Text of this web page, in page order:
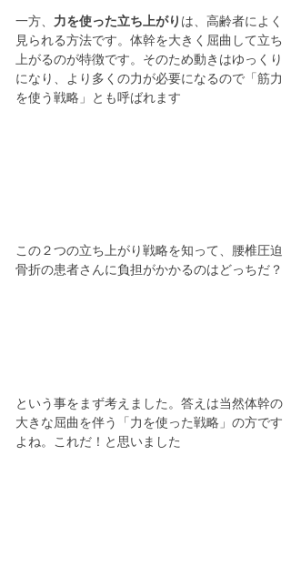
一方、 力を使った立ち上がり は、高齢者によく
見られる方法です。体幹を大きく屈曲して立ち
上がるのが特徴です。そのため動きはゆっくり
になり、より多くの力が必要になるので「筋力
を使う戦略」とも呼ばれます
この２つの立ち上がり戦略を知って、腰椎圧迫
骨折の患者さんに負担がかかるのはどっちだ？
という事をまず考えました。答えは当然体幹の
大きな屈曲を伴う「力を使った戦略」の方です
よね。これだ！と思いました